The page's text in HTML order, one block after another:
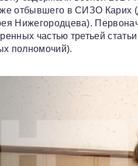
отбывшего в СИЗО Карих
Нижегородцева).
частью третьей
полномочий).